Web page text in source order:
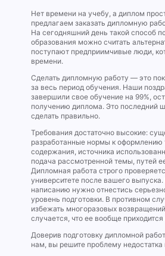
Нет времени на учебу, а диплом
предлагаем заказать дипломную
На сегодняшний день такой способ
образования можно считать
поступают предприимчивые люди,
времени.
Сделать дипломную работу — это
за весь период обучения. Наши
завершили свое обучение на 99%,
получению диплома. Это последний
сделать правильно.
Требования достаточно высокие:
разработанные нормы к оформлению
содержания, источника
подача рассмотренной темы, путей
Дипломная работа строго
университете после вашего
написанию нужно отнестись
уровень подготовки. В противном
избежать многоразовых
случается, что ее вообще
Доверив подготовку дипломной
нам, вы решите проблему